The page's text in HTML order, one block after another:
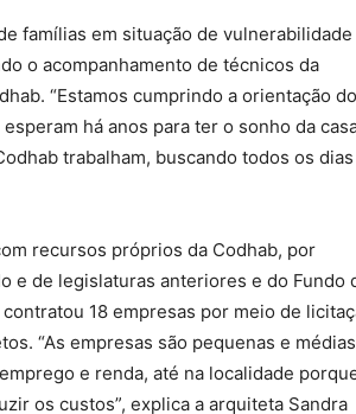
famílias em situação de vulnerabilidade
o acompanhamento de técnicos da
“Estamos cumprindo a orientação do
há anos para ter o sonho da
trabalham, buscando todos os dias
recursos próprios da Codhab, por
e de legislaturas anteriores e do Fundo
18 empresas por meio de
“As empresas são pequenas e
e renda, até na localidade
os custos”, explica a arquiteta Sandra